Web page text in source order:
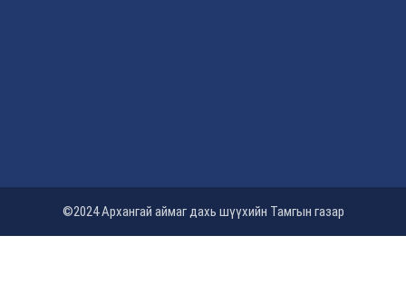
©2024 Архангай аймаг дахь шүүхийн Тамгын газар